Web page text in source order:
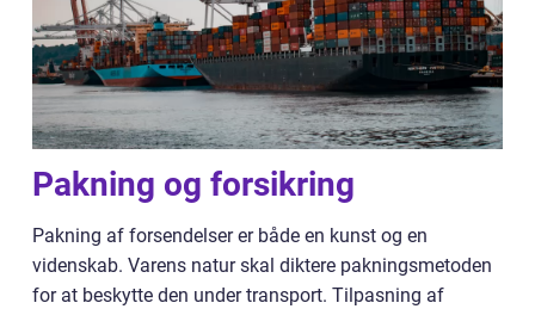
Pakning og forsikring
Pakning af forsendelser er både en kunst og en
videnskab. Varens natur skal diktere pakningsmetoden
for at beskytte den under transport. Tilpasning af